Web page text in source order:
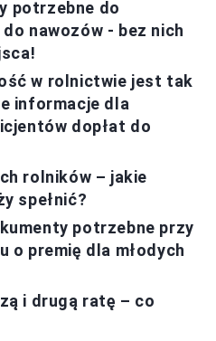
potrzebne do
nawozów - bez nich
w rolnictwie jest tak
informacje dla
dopłat do
rolników – jakie
spełnić?
potrzebne przy
o premię dla młodych
i drugą ratę – co